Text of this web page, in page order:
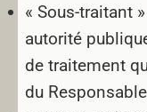
« Sous-traitant
autorité
de traitement
du